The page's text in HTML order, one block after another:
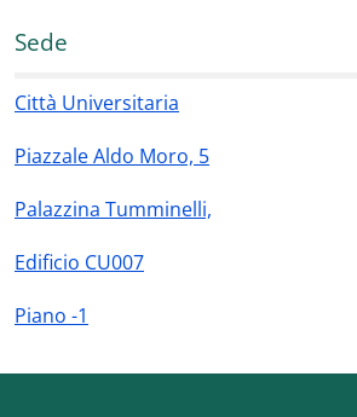
Sede
Città Universitaria
Piazzale Aldo Moro, 5
Palazzina Tumminelli,
Edificio CU007
Piano -1